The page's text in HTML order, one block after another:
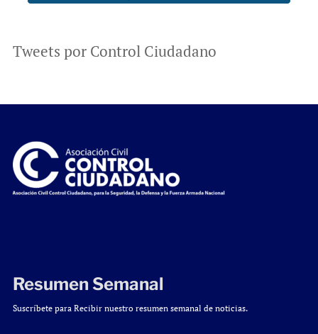
Tweets por Control Ciudadano
Resumen Semanal
Suscríbete para Recibir nuestro resumen semanal de noticias.